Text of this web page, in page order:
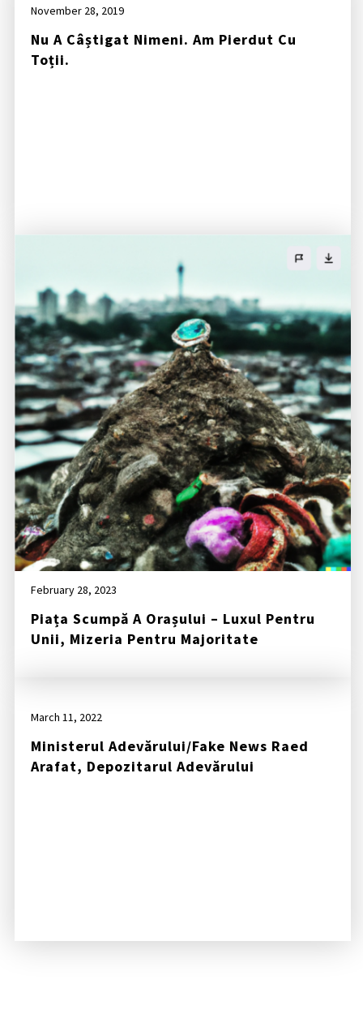
November 28, 2019
Nu A Câștigat Nimeni. Am Pierdut Cu
Toții.
February 28, 2023
Piața Scumpă A Orașului – Luxul Pentru
Unii, Mizeria Pentru Majoritate
March 11, 2022
Ministerul Adevărului/Fake News Raed
Arafat, Depozitarul Adevărului